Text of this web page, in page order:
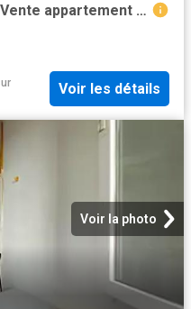
Marseille 1er 13001 Achat / Vente appartement 2 pièces t2
Voir les détails
Voir la photo